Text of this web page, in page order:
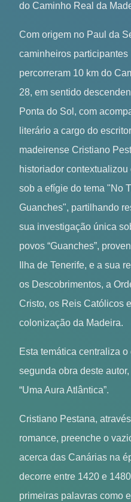
do Caminho Real da
Com origem no Paul da
caminheiros participantes
percorreram 10 km do
28, em sentido
Ponta do Sol, com
literário a cargo do escritor
madeirense Cristiano
historiador contextualizou
sob a efígie do tema "No
Guanches", partilhando
sua investigação única
povos “Guanches”,
Ilha de Tenerife, e a sua
os Descobrimentos, a
Cristo, os Reis Católicos
colonização da Madeira.
Esta temática centraliza o
segunda obra deste
“Uma Aura Atlântica”.
Cristiano Pestana,
romance, preenche o
acerca das Canárias na
decorre entre 1420 e
primeiras palavras como